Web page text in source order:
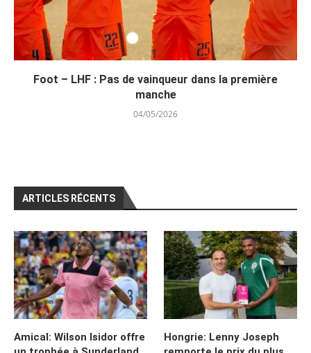
Foot – LHF : Pas de vainqueur dans la première
manche
04/05/2026
ARTICLES RÉCENTS
Amical: Wilson Isidor offre
Hongrie: Lenny Joseph